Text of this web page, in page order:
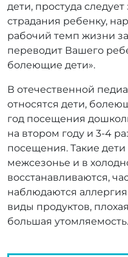
дети, простуда
страдания ребенку,
рабочий темп жизни
переводит Вашего
болеющие дети».
В отечественной
относятся дети,
год посещения
на втором году и 3-4
посещения. Такие
межсезонье и в
восстанавливаются,
наблюдаются
виды продуктов,
большая утомляемость.